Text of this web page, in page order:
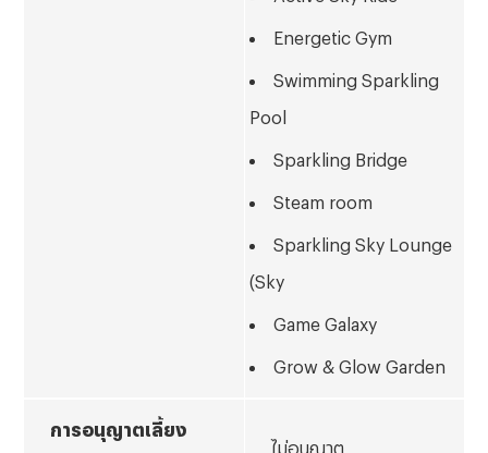
Energetic Gym
Swimming Sparkling
Pool
Sparkling Bridge
Steam room
Sparkling Sky Lounge
(Sky
Game Galaxy
Grow & Glow Garden
การอนุญาตเลี้ยง
ไม่อนุญาต